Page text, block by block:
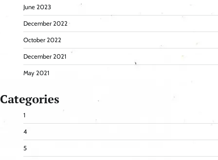
June 2023
December 2022
October 2022
December 2021
May 2021
Categories
1
4
5